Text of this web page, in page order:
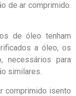
de ar comprimido.
de óleo tenham
a óleo, os
necessários para
similares.
comprimido isento